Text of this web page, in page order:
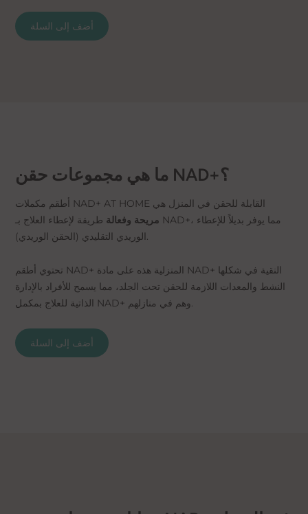
أضف إلى السلة
ما هي مجموعات حقن NAD+؟
أطقم مكملات NAD+ AT HOME القابلة للحقن في المنزل هي
مريحة وفعالة طريقة لإعطاء العلاج بـ NAD+، مما يوفر بديلاً للإعطاء
الوريدي التقليدي (الحقن الوريدي).
تحتوي أطقم NAD+ المنزلية هذه على مادة NAD+ النقية في شكلها
النشط والمعدات اللازمة للحقن تحت الجلد، مما يسمح للأفراد بالإدارة
الذاتية للعلاج بمكمل NAD+ وهم في منازلهم.
أضف إلى السلة